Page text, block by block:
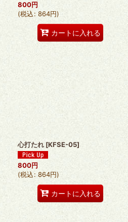
800円
(税込: 864円)
カートに入れる
心打たれ [KFSE-05]
800円
(税込: 864円)
カートに入れる